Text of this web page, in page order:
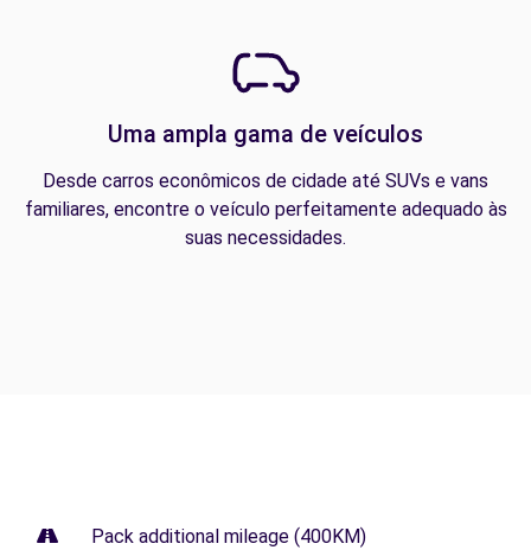
Uma ampla gama de veículos
Desde carros econômicos de cidade até SUVs e vans
familiares, encontre o veículo perfeitamente adequado às
suas necessidades.
Pack additional mileage (400KM)